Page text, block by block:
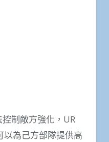
制敵方強化，UR
以為己方部隊提供高